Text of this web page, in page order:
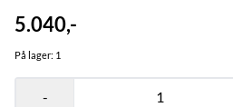
5.040,-
På lager: 1
-